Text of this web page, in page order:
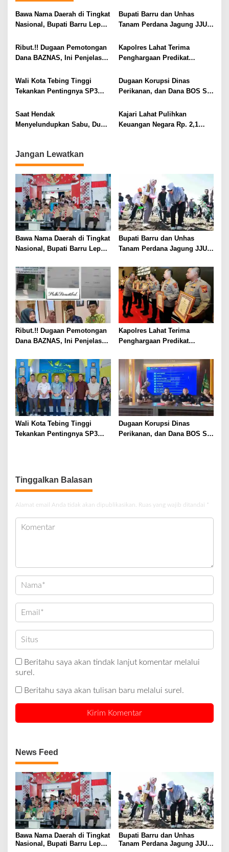
i
p
o
s
Bawa Nama Daerah di Tingkat
Nasional, Bupati Barru Lepas
XII
Bupati Barru dan Unhas
Tanam Perdana Jagung JJUH,
dan Kesejahteraan Petani
Ribut.!! Dugaan Pemotongan
Dana BAZNAS, Ini Penjelasan
Kapolres Lahat Terima
Penghargaan Predikat
Sumsel Tahun 2026
Wali Kota Tebing Tinggi
Tekankan Pentingnya SP3
Dugaan Korupsi Dinas
Perikanan, dan Dana BOS SD
Terus Dipertajam Kajari Lahat
Saat Hendak
Menyelundupkan Sabu, Dua
Kajari Lahat Pulihkan
Keuangan Negara Rp. 2,1
Jangan Lewatkan
Bawa Nama Daerah di Tingkat
Nasional, Bupati Barru Lepas
XII
Bupati Barru dan Unhas
Tanam Perdana Jagung JJUH,
dan Kesejahteraan Petani
Ribut.!! Dugaan Pemotongan
Dana BAZNAS, Ini Penjelasan
Kapolres Lahat Terima
Penghargaan Predikat
Sumsel Tahun 2026
Wali Kota Tebing Tinggi
Tekankan Pentingnya SP3
Dugaan Korupsi Dinas
Perikanan, dan Dana BOS SD
Tinggalkan Balasan
Alamat email Anda tidak akan dipublikasikan. Ruas yang wajib ditandai *
Beritahu saya akan tindak lanjut komentar melalui
surel.
Beritahu saya akan tulisan baru melalui surel.
News Feed
Bawa Nama Daerah di Tingkat
Nasional, Bupati Barru Lepas
Bupati Barru dan Unhas
Tanam Perdana Jagung JJUH,